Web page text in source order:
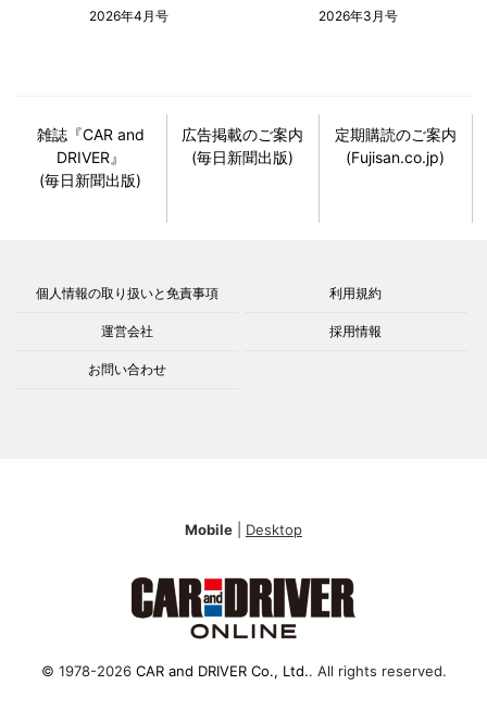
2026年4月号 2026年3月号
雑誌『CAR and
DRIVER』
(毎日新聞出版)
広告掲載のご案内
(毎日新聞出版)
定期購読のご案内
(Fujisan.co.jp)
個人情報の取り扱いと免責事項 利用規約
運営会社 採用情報
お問い合わせ
Mobile Desktop
© 1978-2026 CAR and DRIVER Co., Ltd.. All rights reserved.